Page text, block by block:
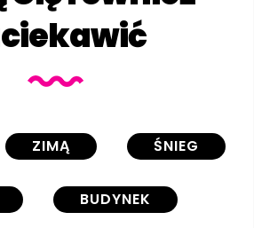
ZIMĄ ŚNIEG
BUDYNEK